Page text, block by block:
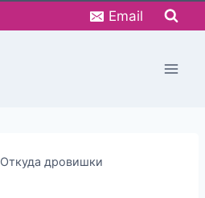
Email
Откуда дровишки